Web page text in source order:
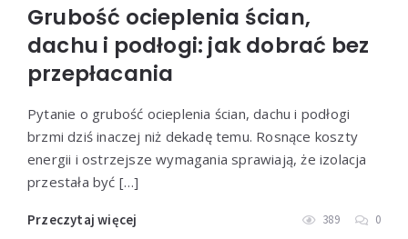
Grubość ocieplenia ścian,
dachu i podłogi: jak dobrać bez
przepłacania
Pytanie o grubość ocieplenia ścian, dachu i podłogi
brzmi dziś inaczej niż dekadę temu. Rosnące koszty
energii i ostrzejsze wymagania sprawiają, że izolacja
przestała być […]
Przeczytaj więcej 389 0